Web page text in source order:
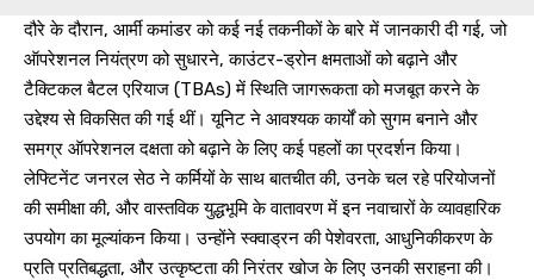
दौरे के दौरान, आर्मी कमांडर को कई नई तकनीकों के बारे में जानकारी दी गई, जो
ऑपरेशनल नियंत्रण को सुधारने, काउंटर-ड्रोन क्षमताओं को बढ़ाने और
टैक्टिकल बैटल एरियाज (TBAs) में स्थिति जागरूकता को मजबूत करने के
उद्देश्य से विकसित की गई थीं। यूनिट ने आवश्यक कार्यों को सुगम बनाने और
समग्र ऑपरेशनल दक्षता को बढ़ाने के लिए कई पहलों का प्रदर्शन किया।
लेफ्टिनेंट जनरल सेठ ने कर्मियों के साथ बातचीत की, उनके चल रहे परियोजनों
की समीक्षा की, और वास्तविक युद्धभूमि के वातावरण में इन नवाचारों के व्यावहारिक
उपयोग का मूल्यांकन किया। उन्होंने स्क्वाड्रन की पेशेवरता, आधुनिकीकरण के
प्रति प्रतिबद्धता, और उत्कृष्टता की निरंतर खोज के लिए उनकी सराहना की।